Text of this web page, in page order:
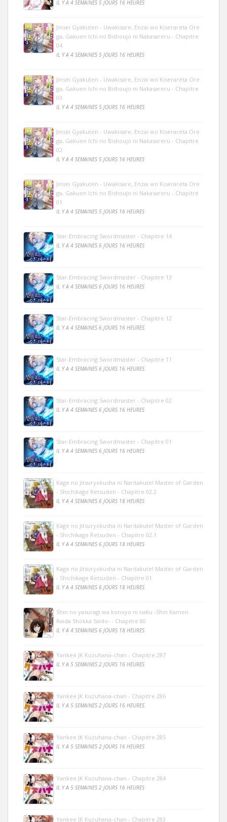
IL Y A 4 SEMAINES 5 JOURS 16 HEURES
Jinsei Gyakuten - Uwakisare, Enzai wo Kiserareta Ore
ga, Gakuen Ichi no Bishoujo ni Nakasareru - Chapitre
04
IL Y A 4 SEMAINES 5 JOURS 16 HEURES
Jinsei Gyakuten - Uwakisare, Enzai wo Kiserareta Ore
ga, Gakuen Ichi no Bishoujo ni Nakasareru - Chapitre
03
IL Y A 4 SEMAINES 5 JOURS 16 HEURES
Jinsei Gyakuten - Uwakisare, Enzai wo Kiserareta Ore
ga, Gakuen Ichi no Bishoujo ni Nakasareru - Chapitre
02
IL Y A 4 SEMAINES 5 JOURS 16 HEURES
Jinsei Gyakuten - Uwakisare, Enzai wo Kiserareta Ore
ga, Gakuen Ichi no Bishoujo ni Nakasareru - Chapitre
01
IL Y A 4 SEMAINES 5 JOURS 16 HEURES
Star-Embracing Swordmaster - Chapitre 14
IL Y A 4 SEMAINES 6 JOURS 16 HEURES
Star-Embracing Swordmaster - Chapitre 13
IL Y A 4 SEMAINES 6 JOURS 16 HEURES
Star-Embracing Swordmaster - Chapitre 12
IL Y A 4 SEMAINES 6 JOURS 16 HEURES
Star-Embracing Swordmaster - Chapitre 11
IL Y A 4 SEMAINES 6 JOURS 16 HEURES
Star-Embracing Swordmaster - Chapitre 02
IL Y A 4 SEMAINES 6 JOURS 16 HEURES
Star-Embracing Swordmaster - Chapitre 01
IL Y A 4 SEMAINES 6 JOURS 16 HEURES
Kage no Jitsuryokusha ni Naritakute! Master of Garden
- Shichikage Retsuden - Chapitre 02.2
IL Y A 4 SEMAINES 6 JOURS 18 HEURES
Kage no Jitsuryokusha ni Naritakute! Master of Garden
- Shichikage Retsuden - Chapitre 02.1
IL Y A 4 SEMAINES 6 JOURS 18 HEURES
Kage no Jitsuryokusha ni Naritakute! Master of Garden
- Shichikage Retsuden - Chapitre 01
IL Y A 4 SEMAINES 6 JOURS 18 HEURES
Shin no yasuragi wa konoyo ni naku -Shin Kamen
Raida Shokka Saido- - Chapitre 80
IL Y A 4 SEMAINES 6 JOURS 18 HEURES
Yankee JK Kuzuhana-chan - Chapitre 287
IL Y A 5 SEMAINES 2 JOURS 16 HEURES
Yankee JK Kuzuhana-chan - Chapitre 286
IL Y A 5 SEMAINES 2 JOURS 16 HEURES
Yankee JK Kuzuhana-chan - Chapitre 285
IL Y A 5 SEMAINES 2 JOURS 16 HEURES
Yankee JK Kuzuhana-chan - Chapitre 284
IL Y A 5 SEMAINES 2 JOURS 16 HEURES
Yankee JK Kuzuhana-chan - Chapitre 283